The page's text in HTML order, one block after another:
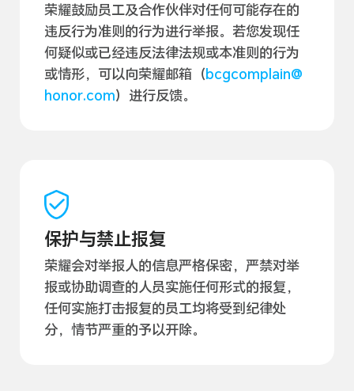
荣耀鼓励员工及合作伙伴对任何可能存在的
违反行为准则的行为进行举报。若您发现任
何疑似或已经违反法律法规或本准则的行为
或情形，可以向荣耀邮箱（bcgcomplain@
honor.com）进行反馈。
保护与禁止报复
荣耀会对举报人的信息严格保密，严禁对举
报或协助调查的人员实施任何形式的报复，
任何实施打击报复的员工均将受到纪律处
分，情节严重的予以开除。